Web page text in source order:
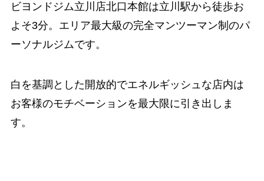
ビヨンドジム立川店北口本館は立川駅から徒歩お
よそ3分。エリア最大級の完全マンツーマン制のパ
ーソナルジムです。
白を基調とした開放的でエネルギッシュな店内は
お客様のモチベーションを最大限に引き出しま
す。